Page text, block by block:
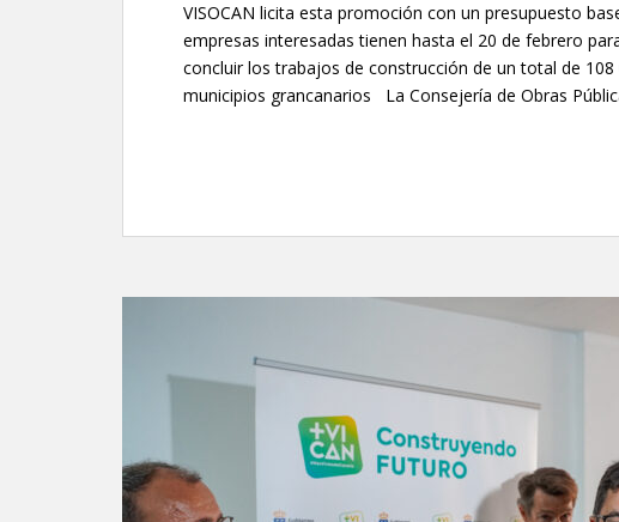
VISOCAN licita esta promoción con un presupuesto
empresas interesadas tienen hasta el 20 de febrero
concluir los trabajos de construcción de un total de
municipios grancanarios La Consejería de Obras